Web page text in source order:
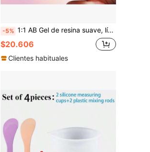
-5% 1:1 AB Gel de resina suave, líquido flexible, material de silicona, adecuado para alivio de estrés DIY, regalo de apretón, masilla transparente tipo gelatina, máquinas de fundición, etc.
$20.606
Clientes habituales